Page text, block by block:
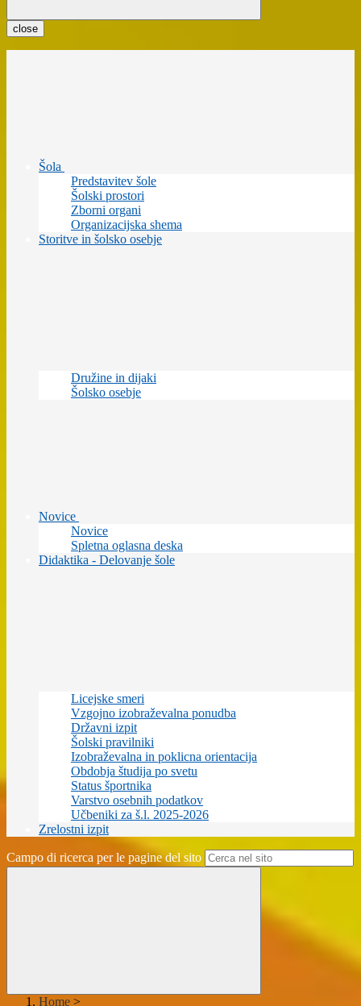
close
Šola
Predstavitev šole
Šolski prostori
Zborni organi
Organizacijska shema
Storitve in šolsko osebje
Družine in dijaki
Šolsko osebje
Novice
Novice
Spletna oglasna deska
Didaktika - Delovanje šole
Licejske smeri
Vzgojno izobraževalna ponudba
Državni izpit
Šolski pravilniki
Izobraževalna in poklicna orientacija
Obdobja študija po svetu
Status športnika
Varstvo osebnih podatkov
Učbeniki za š.l. 2025-2026
Zrelostni izpit
Campo di ricerca per le pagine del sito
Home >